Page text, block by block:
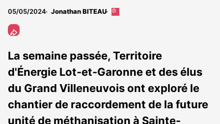
05/05/2024 Jonathan BITEAU
Cet
abonnés
La semaine passée, Territoire
d'Énergie Lot-et-Garonne et des élus
du Grand Villeneuvois ont exploré le
chantier de raccordement de la future
unité de méthanisation à Sainte-